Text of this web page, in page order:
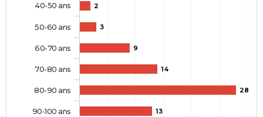
2
3
9
14
28
13
40-50 ans
50-60 ans
60-70 ans
70-80 ans
80-90 ans
90-100 ans